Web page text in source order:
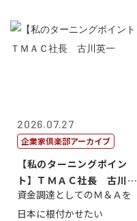
2026.07.27
企業家倶楽部アーカイブ
【私のターニングポイン
ト】ＴＭＡＣ社長 古川英
一
資金調達としてのＭ＆Ａを
日本に根付かせたい